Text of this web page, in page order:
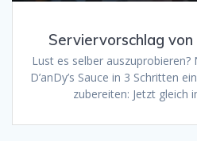
Serviervorschlag von
Lust es selber
D’anDy’s Sauce in 3 Schritten
zubereiten: Jetzt gleich